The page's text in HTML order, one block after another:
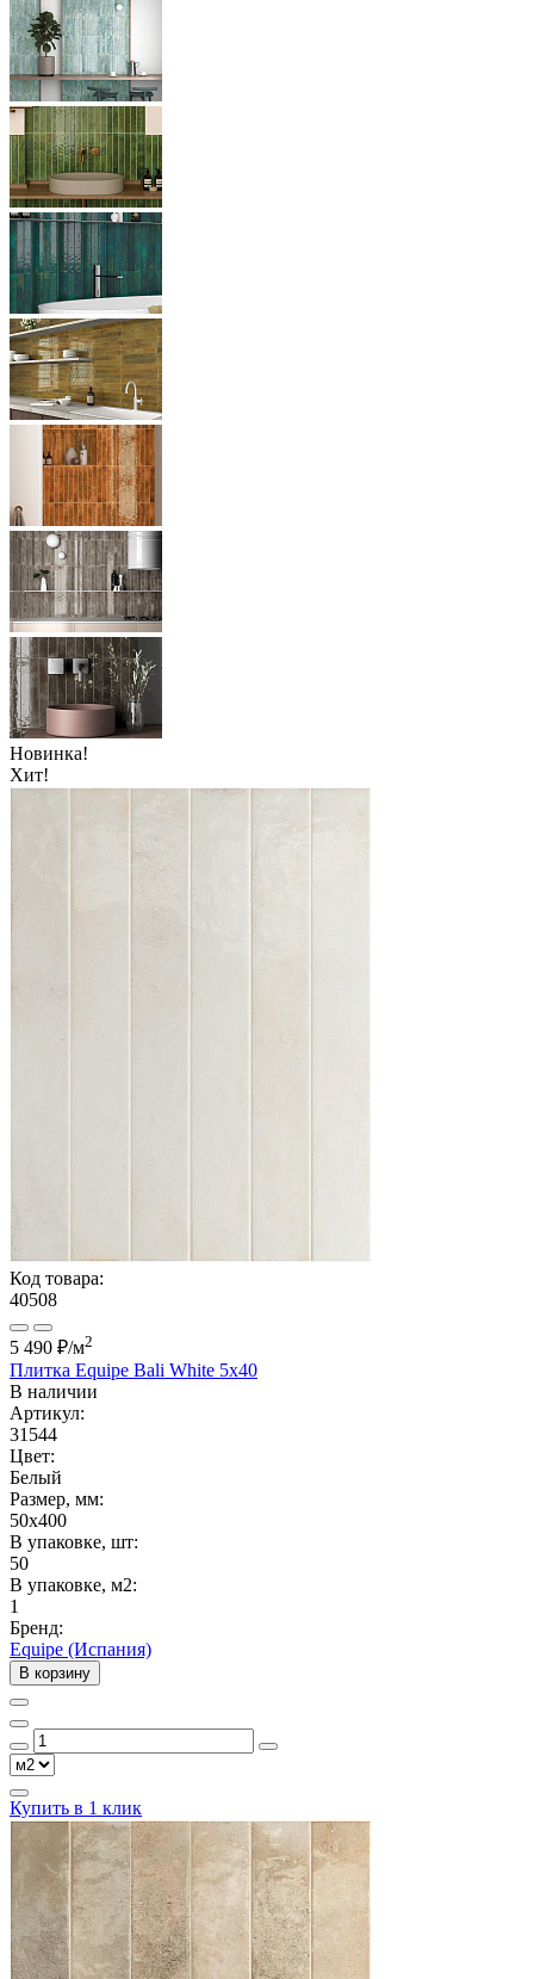
Новинка!
Хит!
Код товара:
40508
5 490 ₽/м2
Плитка Equipe Bali White 5x40
В наличии
Артикул:
31544
Цвет:
Белый
Размер, мм:
50x400
В упаковке, шт:
50
В упаковке, м2:
1
Бренд:
Equipe (Испания)
В корзину
Купить в 1 клик